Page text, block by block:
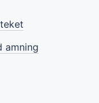
amning